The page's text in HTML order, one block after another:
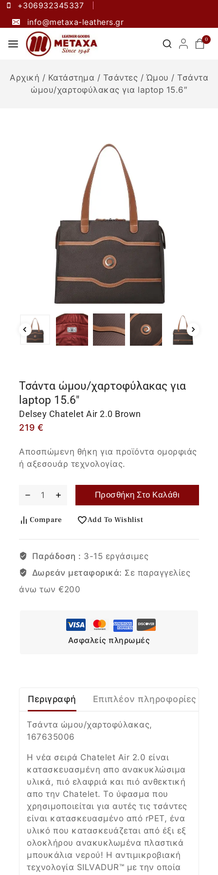
+306932345337
info@metaxa-leathers.gr
0
Αρχική / Κατάστημα / Τσάντες / Ώμου / Τσάντα
ώμου/χαρτοφύλακας για laptop 15.6″
Τσάντα ώμου/χαρτοφύλακας για
laptop 15.6″
Delsey Chatelet Air 2.0 Brown
219 €
Αποσπώμενη θήκη για προϊόντα ομορφιάς
ή αξεσουάρ τεχνολογίας.
Προσθήκη Στο Καλάθι
Compare Add To Wishlist
Παράδοση : 3-15 εργάσιμες
Δωρεάν μεταφορικά: Σε παραγγελίες
άνω των €200
Ασφαλείς πληρωμές
Περιγραφή Επιπλέον πληροφορίες
Τσάντα ώμου/χαρτοφύλακας,
167635006
Η νέα σειρά Chatelet Air 2.0 είναι
κατασκευασμένη απο ανακυκλώσιμα
υλικά, πιό ελαφριά και πιό ανθεκτική
απο την Chatelet. Το ύφασμα που
χρησιμοποιείται για αυτές τις τσάντες
είναι κατασκευασμένο από rPET, ένα
υλικό που κατασκευάζεται από έξι εξ
ολοκλήρου ανακυκλωμένα πλαστικά
μπουκάλια νερού! Η αντιμικροβιακή
τεχνολογία SILVADUR™ με την οποία